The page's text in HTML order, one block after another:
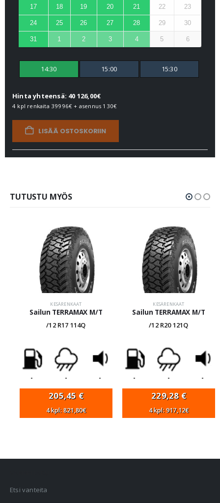
17 18 19 20 21 22 23
24 25 26 27 28 29 30
31 1 2 3 4 5 6
14:30 15:00 15:30
Hinta yhteensä: 40 126,00€
4 kpl renkaita 39996€ + asennus 130€
LISÄÄ OSTOSKORIIN
TUTUSTU MYÖS
KESÄRENKAAT
Sailun TERRAMAX M/T
/12 R17 114Q
- - -
205,45 €
4 kpl: 821,80€
KESÄRENKAAT
Sailun TERRAMAX M/T
/12 R20 121Q
- - -
229,28 €
4 kpl: 917,12€
Etsi vanteita